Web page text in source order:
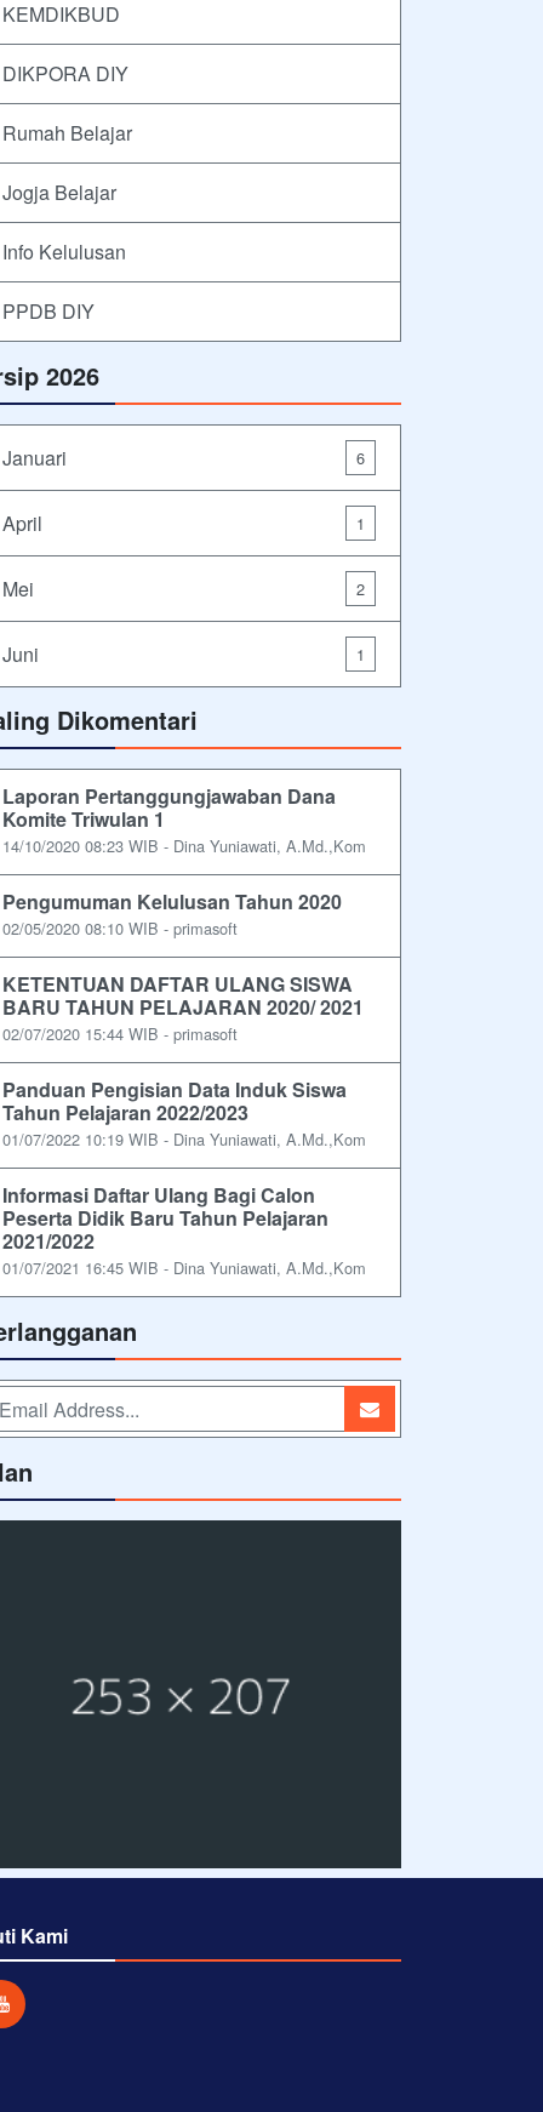
KEMDIKBUD
DIKPORA DIY
Rumah Belajar
Jogja Belajar
Info Kelulusan
PPDB DIY
2026
Januari 6
April 1
Mei 2
Juni 1
Dikomentari
Laporan Pertanggungjawaban Dana
Komite Triwulan 1
14/10/2020 08:23 WIB - Dina Yuniawati, A.Md.,Kom
Pengumuman Kelulusan Tahun 2020
02/05/2020 08:10 WIB - primasoft
KETENTUAN DAFTAR ULANG SISWA
BARU TAHUN PELAJARAN 2020/ 2021
02/07/2020 15:44 WIB - primasoft
Panduan Pengisian Data Induk Siswa
Tahun Pelajaran 2022/2023
01/07/2022 10:19 WIB - Dina Yuniawati, A.Md.,Kom
Informasi Daftar Ulang Bagi Calon
Peserta Didik Baru Tahun Pelajaran
2021/2022
01/07/2021 16:45 WIB - Dina Yuniawati, A.Md.,Kom
Kami